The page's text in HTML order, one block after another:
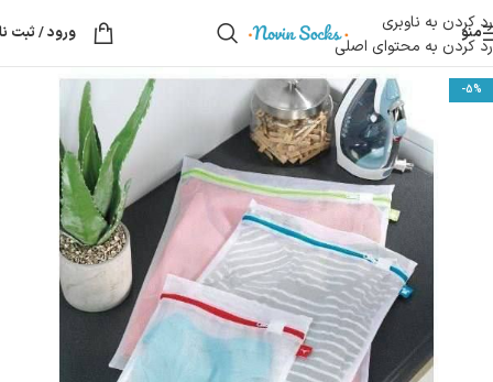
رد کردن به ناوبری
رد کردن به محتوای اصلی
منو ورود / ثبت
-5%